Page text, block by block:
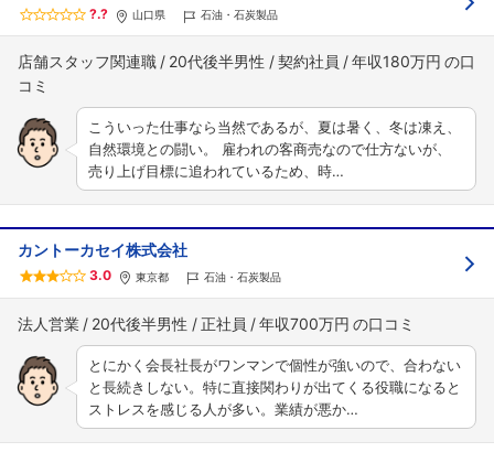
?.? 山口県 石油・石炭製品
店舗スタッフ関連職 20代後半男性 契約社員 年収180万円
こういった仕事なら当然であるが、夏は暑く、冬は凍え、
自然環境との闘い。 雇われの客商売なので仕方ないが、
売り上げ目標に追われているため、時…
カントーカセイ株式会社
3.0 東京都 石油・石炭製品
法人営業 20代後半男性 正社員 年収700万円
とにかく会長社長がワンマンで個性が強いので、合わない
と長続きしない。特に直接関わりが出てくる役職になると
ストレスを感じる人が多い。業績が悪か…